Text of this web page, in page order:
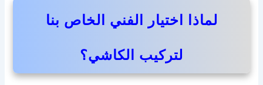
لماذا اختيار الفني الخاص بنا
لتركيب الكاشي؟